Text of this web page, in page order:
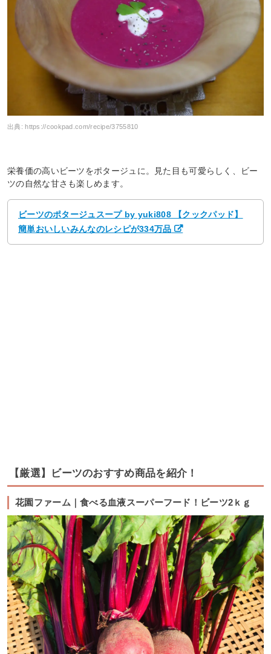
出典:https://cookpad.com/recipe/3755810
栄養価の高いビーツをポタージュに。見た目も可愛らしく、ビー
ツの自然な甘さも楽しめます。
ビーツのポタージュスープ by yuki808 【クックパッド】
簡単おいしいみんなのレシピが334万品
【厳選】ビーツのおすすめ商品を紹介！
花園ファーム｜食べる血液スーパーフード！ビーツ2ｋｇ